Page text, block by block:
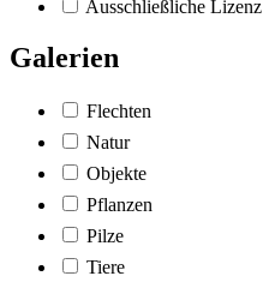
Ausschließliche Lizenz
Galerien
Flechten
Natur
Objekte
Pflanzen
Pilze
Tiere